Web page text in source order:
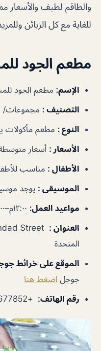
والطاقم لطيف والأسعار
للغاية مع كل الزبائن
مطعم الجود
الإسم: مطعم الجود
التصنيف : مجموعات/
النوع : مطعم مأكولات
الأسعار : أسعار
الأطفال : مناسب
الموسيقى : يوجد
مواعيد العمل:
العنوان :
المتحدة
الموقع على خرائط
جوجل اضغط هنا
رقم الهاتف:
+97142677852